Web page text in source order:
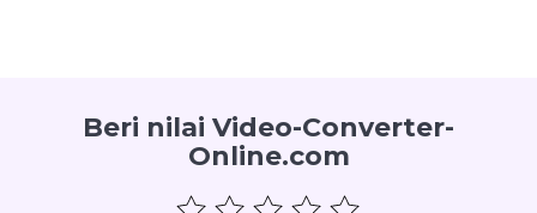
Beri nilai Video-Converter-
Online.com